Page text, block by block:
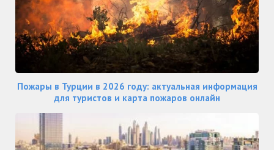
Пожары в Турции в 2026 году: актуальная информация
для туристов и карта пожаров онлайн